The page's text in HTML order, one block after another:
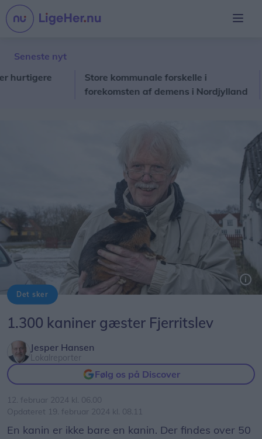
Seneste nyt
Store kommunale forskelle i
forekomsten af demens i Nordjylland
Det sker
1.300 kaniner gæster Fjerritslev
Jesper Hansen
Lokalreporter
Følg os på Discover
12. februar 2024 kl. 06.00
Opdateret 19. februar 2024 kl. 08.11
En kanin er ikke bare en kanin. Der findes over 50